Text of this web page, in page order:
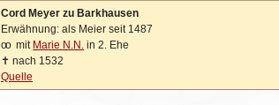
Cord Meyer zu Barkhausen
Erwähnung: als Meier seit 1487
oo mit Marie N.N. in 2. Ehe
✝ nach 1532
Quelle